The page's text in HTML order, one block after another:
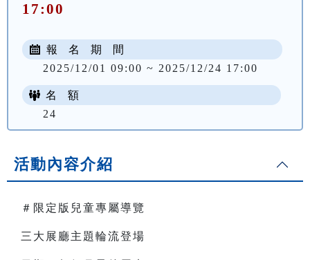
17:00
報 名 期 間
2025/12/01 09:00 ~ 2025/12/24 17:00
名 額
24
活動內容介紹
＃限定版兒童專屬導覽
三大展廳主題輪流登場